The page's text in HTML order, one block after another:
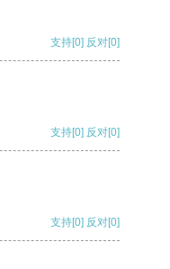
支持[0] 反对[0]
支持[0] 反对[0]
支持[0] 反对[0]